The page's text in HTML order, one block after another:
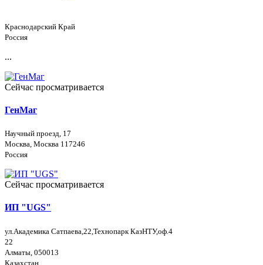
Краснодарский Край
Россия
...
Сейчас просматривается
ГенМаг
Научный проезд, 17
Москва, Москва 117246
Россия
Сейчас просматривается
ИП "UGS"
ул.Академика Сатпаева,22,Технопарк КазНТУ,оф.4
22
Алматы, 050013
Казахстан